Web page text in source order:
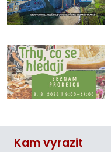
Kam vyrazit